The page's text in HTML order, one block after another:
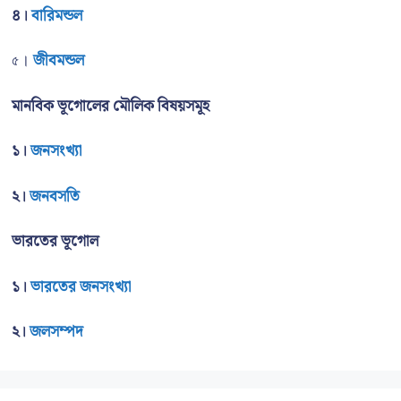
৪।বারিমন্ডল
৫।জীবমন্ডল
মানবিক ভূগোলের মৌলিক বিষয়সমূহ
১।জনসংখ্যা
২।জনবসতি
ভারতের ভূগোল
১।ভারতের জনসংখ্যা
২।জলসম্পদ